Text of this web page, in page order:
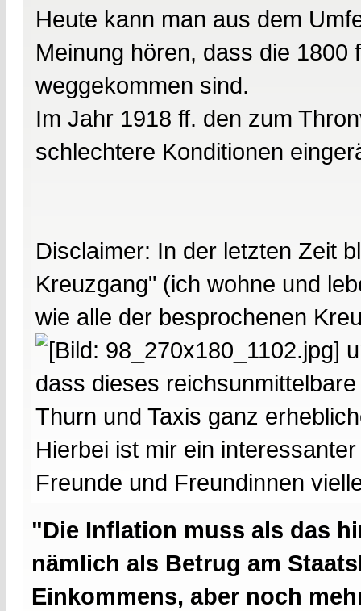
Heute kann man aus dem
Meinung hören, dass die
weggekommen sind.
Im Jahr 1918 ff. den zum
schlechtere Konditionen
Disclaimer: In der letzten Zeit
Kreuzgang" (ich wohne und
wie alle der besprochenen
dass dieses
Thurn und Taxis ganz
Hierbei ist mir ein
Freunde und Freundinnen
"Die Inflation muss als das
nämlich als Betrug am
Einkommens, aber noch